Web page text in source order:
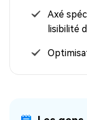
Axé
lisibilité